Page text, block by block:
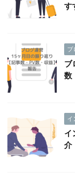
す
ブ
ブ
数
イ
イ
介